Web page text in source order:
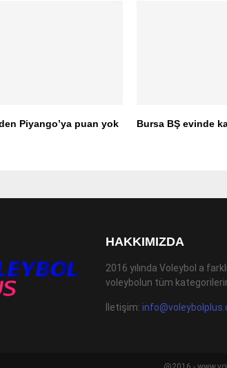
Piyango’ya puan yok Bursa BŞ evinde
HAKKIMIZDA
2016 yılında Voleybol a
voleybolun tüm
İletişim: